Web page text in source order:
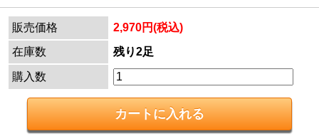
販売価格
2,970円(税込)
在庫数
残り2足
購入数